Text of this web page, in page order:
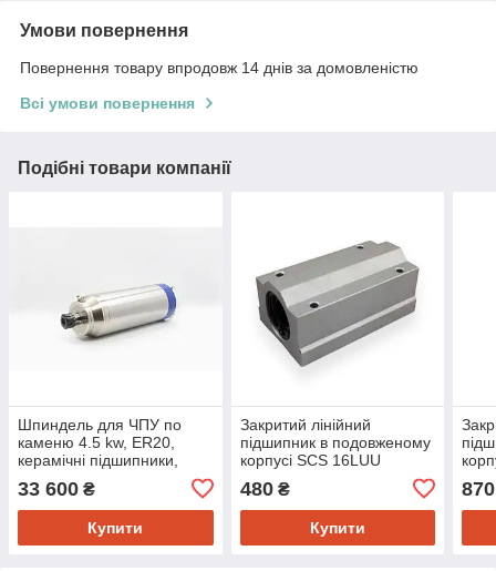
Умови повернення
Повернення товару впродовж 14 днів за домовленістю
Всі умови повернення
Подібні товари компанії
Шпиндель для ЧПУ по
каменю 4.5 kw, ER20,
керамічні підшипники,
піддувом підшипників
33 600 ₴
Купити
Закритий лінійний
підшипник в подовженому
корпусі SCS 16LUU
480₴
Купити
870